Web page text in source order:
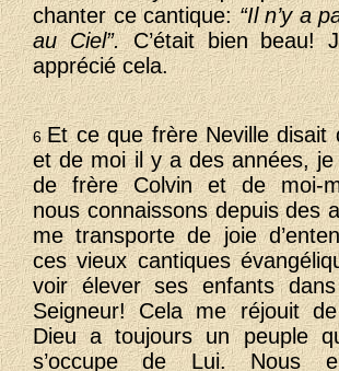
chanter ce cantique:“Il n’y a
au Ciel”.C’était bien beau!
apprécié cela.
6Et ce que frère Neville disait
et de moi il y a des années,
de frère Colvin et de moi-
nous connaissons depuis des
me transporte de joie
ces vieux cantiques
voir élever ses enfants
Seigneur! Cela me réjouit
Dieu a toujours un peuple
s’occupe de Lui. Nous